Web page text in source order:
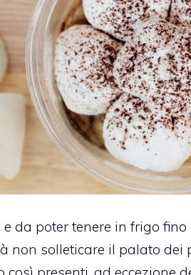
da poter tenere in frigo
non solleticare il palato dei